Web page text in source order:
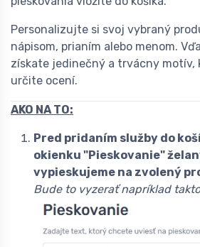
Personalizujte si svoj vybraný
nápisom, prianím alebo menom.
získate jedinečný a trvácny motív,
určite ocení.
AKO NA TO:
Pred pridaním služby do
okienku "Pieskovanie"
vypieskujeme na zvolený
Bude to vyzerať napríklad